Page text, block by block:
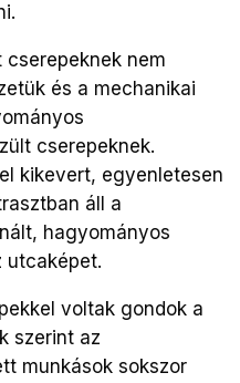
nem
és a mechanikai
cserepeknek.
kikevert, egyenletesen
áll a
hagyományos
utcaképet.
voltak gondok a
szerint az
munkások sokszor